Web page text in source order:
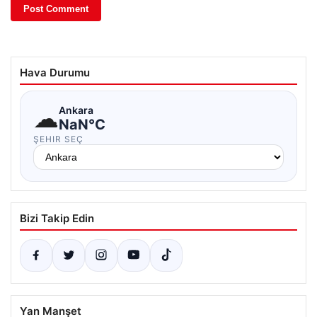
Hava Durumu
☁Ankara
NaN°C
ŞEHIR SEÇ
Bizi Takip Edin
Yan Manşet